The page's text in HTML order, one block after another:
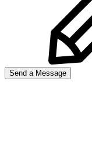
Send a Message